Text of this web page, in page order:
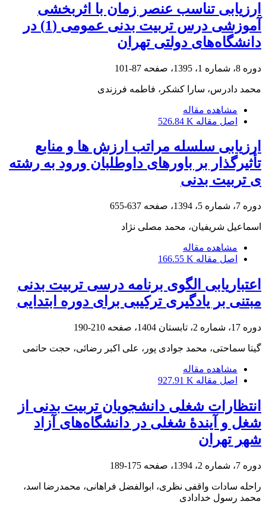
ارزیابی تناسب عنصر زمان با اثربخشی
آموزشی درس تربیت بدنی عمومی (1) در
دانشگاه‌های دولتی تهران
دوره 8، شماره 1، 1395، صفحه 87-101
محمد دادرس، سارا کشکر، فاطمه فرزندی
مشاهده مقاله
اصل مقاله 526.84 K
ارزیابی سلسله مراتب ارزش ها و منابع
تأثیرگذار بر باورهای داوطلبان ورود به رشته
ی تربیت بدنی
دوره 7، شماره 5، 1394، صفحه 637-655
اسماعیل شریفیان، محمد مصلی نژاد
مشاهده مقاله
اصل مقاله 166.55 K
اعتباریابی الگوی برنامه درسی تربیت بدنی
مبتنی بر یادگیری ترکیبی برای دوره ابتدایی
دوره 17، شماره 2، تابستان 1404، صفحه 210-190
گیتا سماحتی، محمد جوادی پور، علی اکبر رضائی، حجت حاتمی
مشاهده مقاله
اصل مقاله 927.91 K
انتظارات شغلی دانشجویان تربیت ‌بدنی از
شغل و آیندۀ شغلی‌ در دانشگاه‌های آزاد
شهر تهران
دوره 7، شماره 2، 1394، صفحه 175-189
راحله سادات واقفی نظری، ابوالفضل فراهانی، محمدرضا اسد،
محمد رسول خدادادی